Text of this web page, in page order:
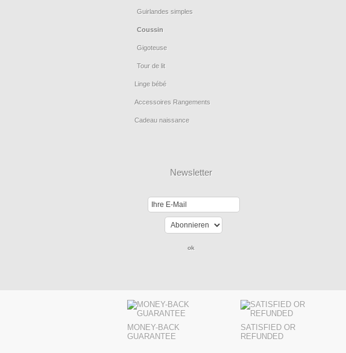
Guirlandes simples
Coussin
Gigoteuse
Tour de lit
Linge bébé
Accessoires Rangements
Cadeau naissance
Newsletter
MONEY-BACK
GUARANTEE
SATISFIED OR
REFUNDED